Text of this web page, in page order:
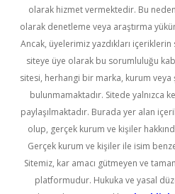
olarak hizmet vermektedir. Bu
olarak denetleme veya araştırma
Ancak, üyelerimiz yazdıkları
siteye üye olarak bu sorumluluğu
sitesi, herhangi bir marka, kurum veya
bulunmamaktadır. Sitede yalnızca
paylaşılmaktadır. Burada yer alan
olup, gerçek kurum ve kişiler
Gerçek kurum ve kişiler ile isim
Sitemiz, kar amacı gütmeyen ve
platformudur. Hukuka ve yasal